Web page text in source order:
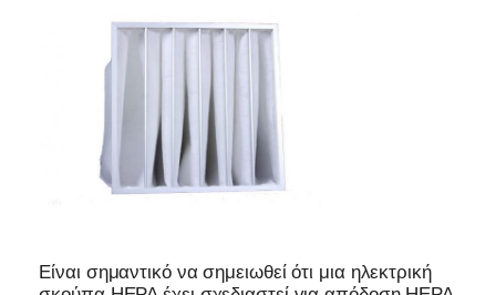
Είναι σημαντικό να σημειωθεί ότι μια ηλεκτρική